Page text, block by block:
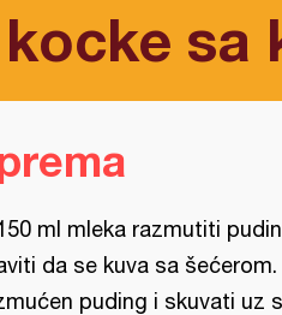
sa
ml mleka razmutiti
da se kuva sa
puding i skuvati uz